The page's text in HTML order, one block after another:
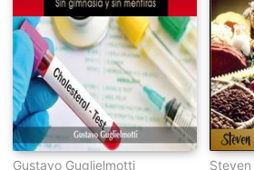
Gustavo Guglielmotti